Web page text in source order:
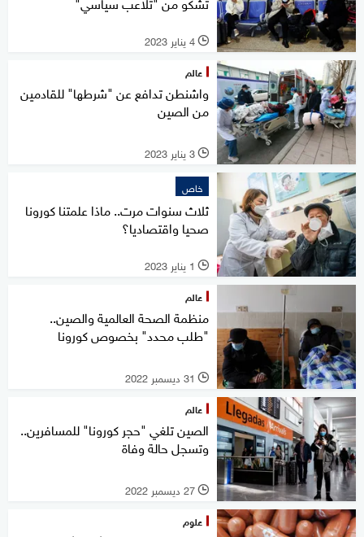
l 4 يناير 2023
عالم
واشنطن تدافع عن "شرطها" للقادمين
من الصين
l 3 يناير 2023
خاص
ثلاث سنوات مرت.. ماذا علمتنا كورونا
صحيا واقتصاديا؟
l 1 يناير 2023
عالم
منظمة الصحة العالمية والصين..
"طلب محدد" بخصوص كورونا
l 31 ديسمبر 2022
عالم
الصين تلغي "حجر كورونا" للمسافرين..
وتسجل حالة وفاة
l 27 ديسمبر 2022
علوم